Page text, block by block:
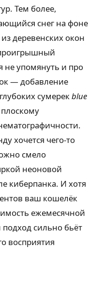
Тем более,
снег на фоне
из деревенских окон
не упомянуть и про
— добавление
сумерекblue
хочется чего-то
смело
неоновой
киберпанка. И хотя
ваш кошелёк
ежемесячной
подход сильно бьёт
восприятия